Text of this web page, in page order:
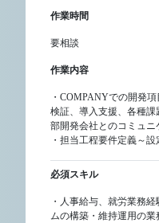
作業時間
要相談
作業内容
・COMPANYでの開発
検証、導入支援、各種
部開発会社とのコミュ
・担当工程要件定義～
必須スキル
・人事給与、就労業務
ムの構築・維持運用の